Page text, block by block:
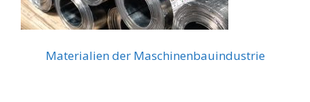
Materialien der Maschinenbauindustrie